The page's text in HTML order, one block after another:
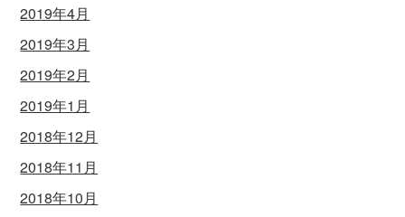
2019年4月
2019年3月
2019年2月
2019年1月
2018年12月
2018年11月
2018年10月